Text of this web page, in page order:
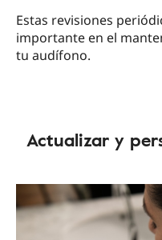
Estas revisiones
importante en el
tu audífono.
Actualizar y